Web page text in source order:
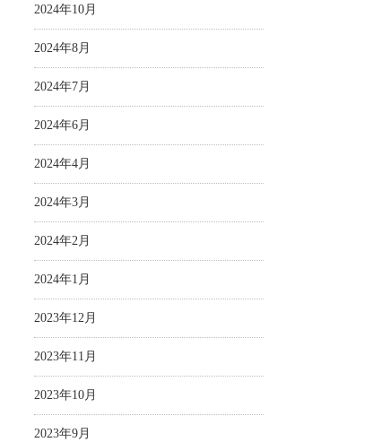
2024年10月
2024年8月
2024年7月
2024年6月
2024年4月
2024年3月
2024年2月
2024年1月
2023年12月
2023年11月
2023年10月
2023年9月